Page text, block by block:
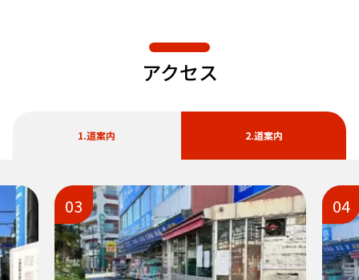
アクセス
1.道案内 2.道案内
03 04